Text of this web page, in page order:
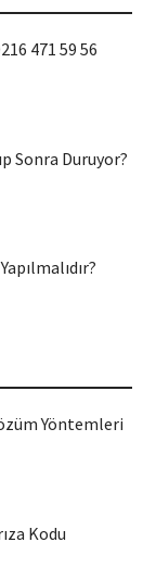
471 59 56
Sonra Duruyor?
Yöntemleri
Kodu